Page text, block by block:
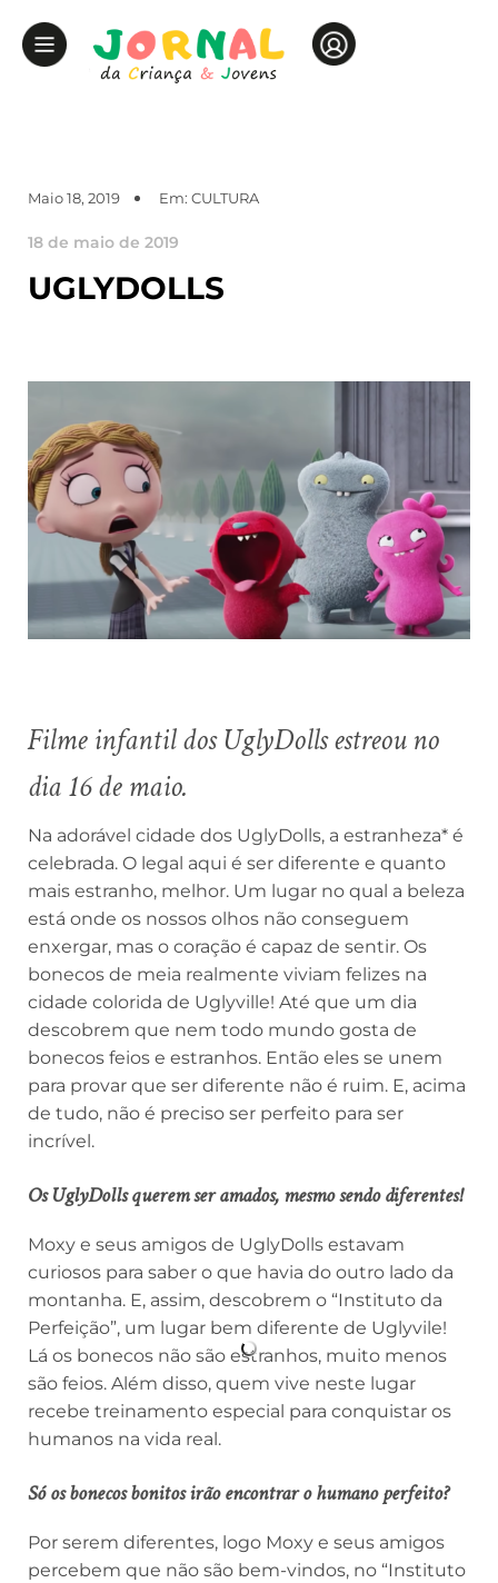
Maio 18, 2019 Em: CULTURA
18 de maio de 2019
UGLYDOLLS
Filme infantil dos UglyDolls estreou no
dia 16 de maio.
Na adorável cidade dos UglyDolls, a estranheza* é
celebrada. O legal aqui é ser diferente e quanto
mais estranho, melhor. Um lugar no qual a beleza
está onde os nossos olhos não conseguem
enxergar, mas o coração é capaz de sentir. Os
bonecos de meia realmente viviam felizes na
cidade colorida de Uglyville! Até que um dia
descobrem que nem todo mundo gosta de
bonecos feios e estranhos. Então eles se unem
para provar que ser diferente não é ruim. E, acima
de tudo, não é preciso ser perfeito para ser
incrível.
Os UglyDolls querem ser amados, mesmo sendo diferentes!
Moxy e seus amigos de UglyDolls estavam
curiosos para saber o que havia do outro lado da
montanha. E, assim, descobrem o “Instituto da
Perfeição”, um lugar bem diferente de Uglyvile!
Lá os bonecos não são estranhos, muito menos
são feios. Além disso, quem vive neste lugar
recebe treinamento especial para conquistar os
humanos na vida real.
Só os bonecos bonitos irão encontrar o humano perfeito?
Por serem diferentes, logo Moxy e seus amigos
percebem que não são bem-vindos, no “Instituto